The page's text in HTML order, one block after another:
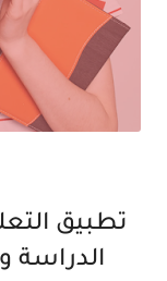
تطبيق
الدراسة